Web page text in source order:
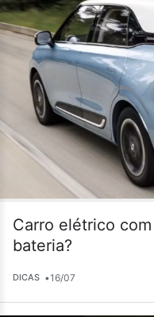
Carro elétrico
bateria?
DICAS •16/07